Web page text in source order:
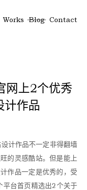
Works Blog Contact
上2个优秀
计作品
计作品不一定非得翻墙
的灵感酷站。但是能上
作品一定是优秀的，受
平台首页精选出2个关于